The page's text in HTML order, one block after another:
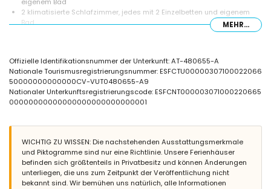
2 klimatisierte Schlafzimmer, jedes mit 2 Einzelbetten und eigenem
Bad
2 en-suite Badezimmer, jedes mit Doppelwaschbecken, Dusche, Bidet
Außenbereich der Villa
Eingezäuntes Grundstück
Privater Pool mit den Maßen 8m x 4m und 2m Tiefe
Wunderbarer Rasen mit Bäumen und Gartenmöbel mit Liegestühlen
2 Terrassen, davon 1 überdacht
Sitzbereich im Freien
4 private Parkplätze
Dachterrasse
Weitere Informationen
Nächste Stadt: Jávea (innerhalb von 5 Kilometern von der Villa)
MEHR...
Offizielle Identifikationsnummer der Unterkunft: AT-480655-A
Nationale Tourismusregistrierungsnummer: ESFCTU00000307100022066
50000000000000CV-VUT0480655-A9
Nationaler Unterkunftsregistrierungscode: ESFCNT000003071000220665
00000000000000000000000000001
WICHTIG ZU WISSEN: Die nachstehenden Ausstattungsmerkmale
und Piktogramme sind nur eine Richtlinie. Unsere Ferienhäuser
befinden sich größtenteils in Privatbesitz und können Änderungen
unterliegen, die uns zum Zeitpunkt der Veröffentlichung nicht
bekannt sind. Wir bemühen uns natürlich, alle Informationen